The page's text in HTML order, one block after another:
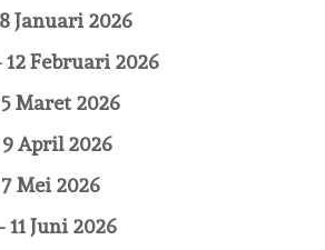
Januari 2026
12 Februari 2026
Maret 2026
April 2026
Mei 2026
11 Juni 2026